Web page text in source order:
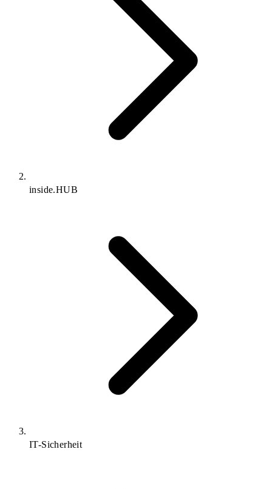
inside.HUB
IT-Sicherheit